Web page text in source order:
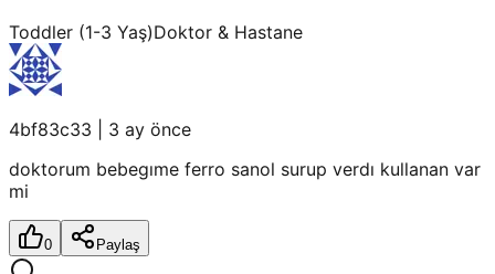
Toddler (1-3 Yaş)Doktor & Hastane
4bf83c33
3 ay önce
doktorum bebegıme ferro sanol surup verdı kullanan var
mi
0 Paylaş